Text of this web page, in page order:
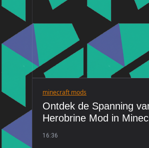
minecraft mods
Ontdek de Spanning
Herobrine Mod in
16:36